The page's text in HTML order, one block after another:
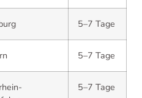
5–7 Tage
5–7 Tage
5–7 Tage